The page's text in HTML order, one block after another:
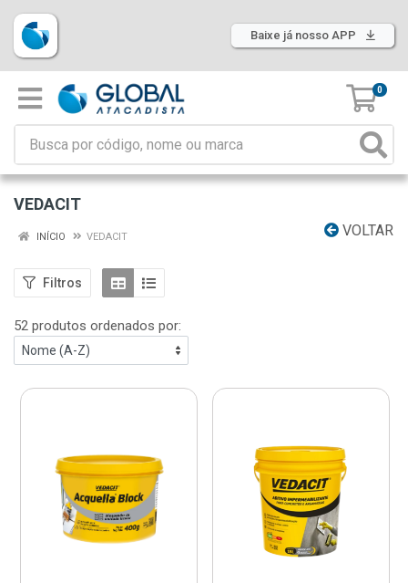
Baixe já nosso APP
0
VEDACIT
VOLTAR
INÍCIO VEDACIT
Filtros
52 produtos ordenados por: